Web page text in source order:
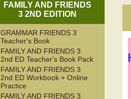
FAMILY AND FRIENDS
3 2ND EDITION
GRAMMAR FRIENDS 3
Teacher's Book
FAMILY AND FRIENDS 3
2nd ED Teacher's Book Pack
FAMILY AND FRIENDS 3
2nd ED Workbook + Online
Practice
FAMILY AND FRIENDS 3